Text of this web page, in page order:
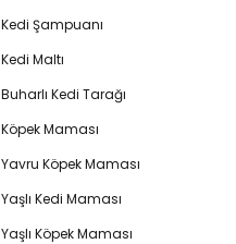
Kedi Şampuanı
Kedi Maltı
Buharlı Kedi Tarağı
Köpek Maması
Yavru Köpek Maması
Yaşlı Kedi Maması
Yaşlı Köpek Maması